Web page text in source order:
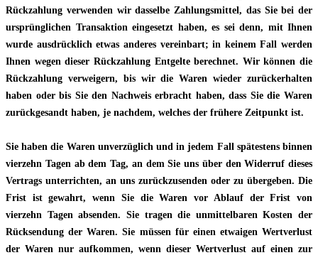
Rückzahlung verwenden wir dasselbe Zahlungsmittel, das Sie bei der
ursprünglichen Transaktion eingesetzt haben, es sei denn, mit Ihnen
wurde ausdrücklich etwas anderes vereinbart; in keinem Fall werden
Ihnen wegen dieser Rückzahlung Entgelte berechnet. Wir können die
Rückzahlung verweigern, bis wir die Waren wieder zurückerhalten
haben oder bis Sie den Nachweis erbracht haben, dass Sie die Waren
zurückgesandt haben, je nachdem, welches der frühere Zeitpunkt ist.
Sie haben die Waren unverzüglich und in jedem Fall spätestens binnen
vierzehn Tagen ab dem Tag, an dem Sie uns über den Widerruf dieses
Vertrags unterrichten, an uns zurückzusenden oder zu übergeben. Die
Frist ist gewahrt, wenn Sie die Waren vor Ablauf der Frist von
vierzehn Tagen absenden. Sie tragen die unmittelbaren Kosten der
Rücksendung der Waren. Sie müssen für einen etwaigen Wertverlust
der Waren nur aufkommen, wenn dieser Wertverlust auf einen zur